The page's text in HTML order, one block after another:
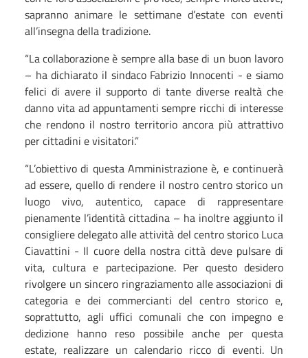
sapranno animare le settimane d’estate con eventi
all’insegna della tradizione.
“La collaborazione è sempre alla base di un buon lavoro
– ha dichiarato il sindaco Fabrizio Innocenti - e siamo
felici di avere il supporto di tante diverse realtà che
danno vita ad appuntamenti sempre ricchi di interesse
che rendono il nostro territorio ancora più attrattivo
per cittadini e visitatori.”
“L’obiettivo di questa Amministrazione è, e continuerà
ad essere, quello di rendere il nostro centro storico un
luogo vivo, autentico, capace di rappresentare
pienamente l’identità cittadina – ha inoltre aggiunto il
consigliere delegato alle attività del centro storico Luca
Ciavattini - Il cuore della nostra città deve pulsare di
vita, cultura e partecipazione. Per questo desidero
rivolgere un sincero ringraziamento alle associazioni di
categoria e dei commercianti del centro storico e,
soprattutto, agli uffici comunali che con impegno e
dedizione hanno reso possibile anche per questa
estate, realizzare un calendario ricco di eventi. Un